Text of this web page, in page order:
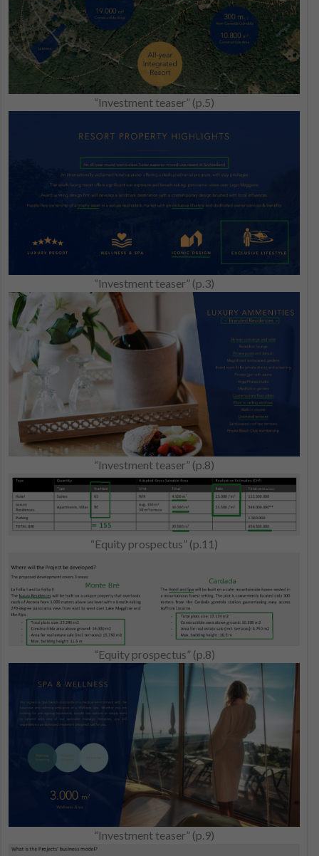
“Investment teaser” (p.5)
“Investment teaser” (p.3)
“Investment teaser” (p.8)
“Equity prospectus” (p.11)
“Equity prospectus” (p.8)
“Investment teaser” (p.9)